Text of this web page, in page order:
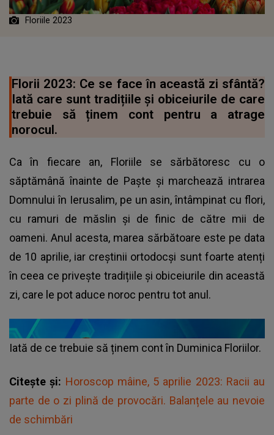
Floriile 2023
Florii 2023: Ce se face în această zi sfântă?
Iată care sunt tradițiile și obiceiurile de care
trebuie să ținem cont pentru a atrage
norocul.
Ca în fiecare an, Floriile se sărbătoresc cu o
săptămână înainte de Paște și marchează intrarea
Domnului în Ierusalim, pe un asin, întâmpinat cu flori,
cu ramuri de măslin şi de finic de către mii de
oameni. Anul acesta, marea sărbătoare este pe data
de 10 aprilie, iar creștinii ortodocși sunt foarte atenți
în ceea ce privește tradițiile și obiceiurile din această
zi, care le pot aduce noroc pentru tot anul.
Iată de ce trebuie să ținem cont în Duminica Floriilor.
Citește și: Horoscop mâine, 5 aprilie 2023: Racii au
parte de o zi plină de provocări. Balanțele au nevoie
de schimbări